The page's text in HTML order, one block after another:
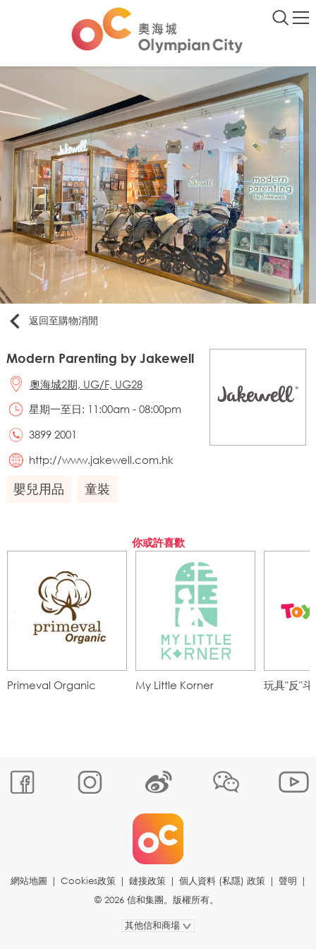
返回至購物消閒
Modern Parenting by Jakewell
奧海城2期, UG/F, UG28
星期一至日: 11:00am - 08:00pm
3899 2001
http://www.jakewell.com.hk
嬰兒用品 童裝
你或許喜歡
Primeval Organic My Little Korner 玩具"反"斗
網站地圖 Cookies政策 鏈接政策 個人資料 (私隱) 政策 聲明
© 2026 信和集團。版權所有。
其他信和商場